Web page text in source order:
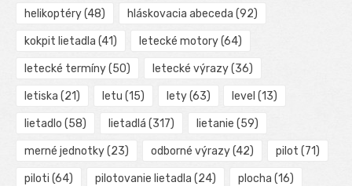
helikoptéry(48) hláskovacia abeceda (92)
kokpit lietadla (41) letecké motory(64)
letecké termíny(50) letecké výrazy(36)
letiska (21) letu (15) lety(63) level (13)
lietadlo (58) lietadlá (317) lietanie (59)
merné jednotky(23) odborné výrazy(42) pilot (71)
piloti (64) pilotovanie lietadla (24) plocha (16)